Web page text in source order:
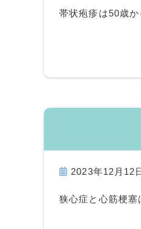
帯状疱疹は50歳
2023年12月12
狭心症と心筋梗